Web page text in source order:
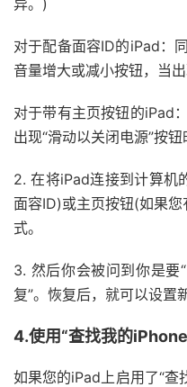
对于配备面容ID的iPad：
音量增大或减小按钮，当出
对于带有主页按钮的iPad
出现“滑动以关闭电源”按钮
2. 在将iPad连接到计算机
面容ID)或主页按钮(如果
式。
3. 然后你会被问到你是要
复”。恢复后，就可以设置
4.使用“查找我的
如果您的iPad上启用了“查